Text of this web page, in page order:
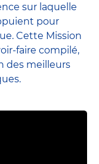
sur laquelle
pour
Cette Mission
faire compilé,
des meilleurs